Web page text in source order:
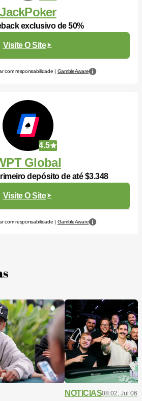
JackPoker
exclusivo de 50%
Visite O Site
com responsabilidade | GambleAware
4.5
Global
depósito de até $3.348
Visite O Site
com responsabilidade | GambleAware
NOTICIAS08:02, Jul 06